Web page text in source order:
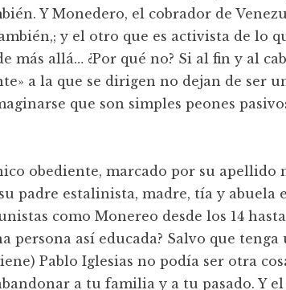
Y Monedero, el cobrador de
y el otro que es activista de lo
más allá… ¿Por qué no? Si al fin y al
a la que se dirigen no dejan de ser
que son simples peones
obediente, marcado por su apellido
padre estalinista, madre, tía y abuela
como Monereo desde los 14 hasta
persona así educada? Salvo que tenga
Pablo Iglesias no podía ser otra
a tu familia y a tu pasado. Y el